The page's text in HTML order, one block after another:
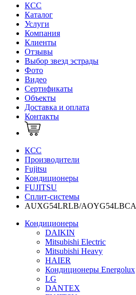
КСС
Каталог
Услуги
Компания
Клиенты
Oтзывы
Выбор звезд эстрады
Фото
Видео
Сертификаты
Объекты
Доставка и оплата
Контакты
КСС
Производители
Fujitsu
Кондиционеры
FUJITSU
Сплит-системы
AUXG54LRLB/AOYG54LBCA
Кондиционеры
DAIKIN
Mitsubishi Electric
Mitsubishi Heavy
HAIER
Кондиционеры Energolux
LG
DANTEX